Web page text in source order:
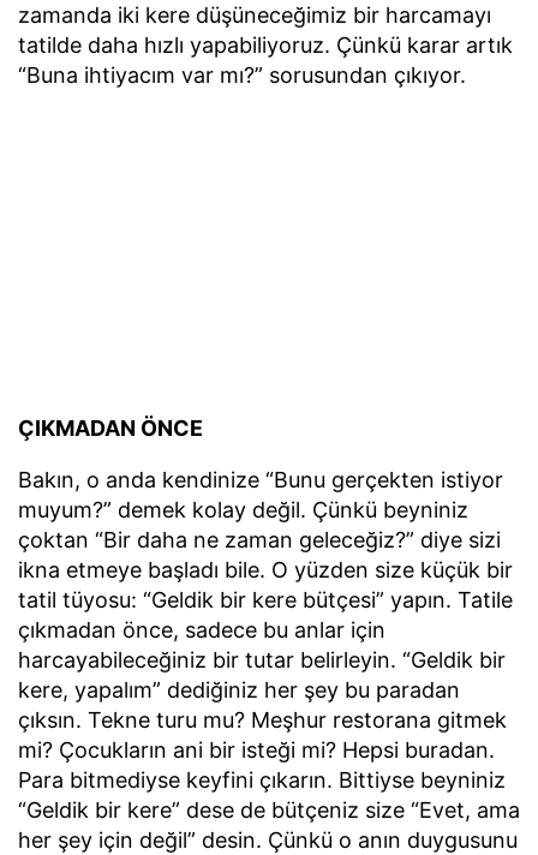
zamanda iki kere düşüneceğimiz bir harcamayı
tatilde daha hızlı yapabiliyoruz. Çünkü karar artık
“Buna ihtiyacım var mı?” sorusundan çıkıyor.
ÇIKMADAN ÖNCE
Bakın, o anda kendinize “Bunu gerçekten istiyor
muyum?” demek kolay değil. Çünkü beyniniz
çoktan “Bir daha ne zaman geleceğiz?” diye sizi
ikna etmeye başladı bile. O yüzden size küçük bir
tatil tüyosu: “Geldik bir kere bütçesi” yapın. Tatile
çıkmadan önce, sadece bu anlar için
harcayabileceğiniz bir tutar belirleyin. “Geldik bir
kere, yapalım” dediğiniz her şey bu paradan
çıksın. Tekne turu mu? Meşhur restorana gitmek
mi? Çocukların ani bir isteği mi? Hepsi buradan.
Para bitmediyse keyfini çıkarın. Bittiyse beyniniz
“Geldik bir kere” dese de bütçeniz size “Evet, ama
her şey için değil” desin. Çünkü o anın duygusunu